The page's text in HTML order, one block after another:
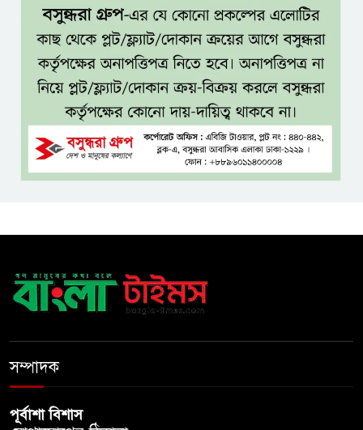
বঙ্গভবনের নতুন বাসিন্দা কি মির্জা
ফখরুল? বিএনপিতে জোর
আলোচনা, সিদ্ধান্ত নেবেন তারেক
রহমান
নদীদূষণ রোধে সমন্বিত ও কঠোর
পদক্ষেপের নির্দেশ প্রধানমন্ত্রীর
ডিজিটাল প্ল্যাটফর্ম কীভাবে বদলে
দিচ্ছে রাজনীতি?
সম্পাদক
পূর্বাশা বিশাস